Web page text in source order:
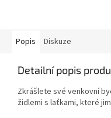
Popis Diskuze
Detailní popis
Zkrášlete své venkovní
židlemi s laťkami, které